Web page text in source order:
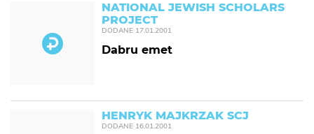
NATIONAL JEWISH SCHOLARS
PROJECT
DODANE 17.01.2001
Dabru emet
HENRYK MAJKRZAK SCJ
DODANE 16.01.2001